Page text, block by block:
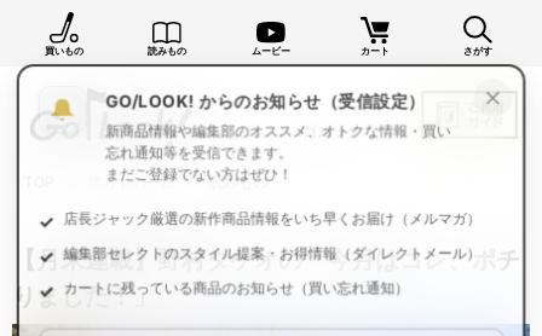
買いもの 読みもの ムービー カート さがす
読みもの一覧 読みもの
【月末連載】野村タケオの「今月はコレ、ポチ
りました！」
×
GO/LOOK! からのお知らせ（受信設定）
新商品情報や編集部のオススメ、オトクな情報・買い
忘れ通知等を受信できます。
まだご登録でない方はぜひ！
店長ジャック厳選の新作商品情報をいち早くお届け（メルマガ）
編集部セレクトのスタイル提案・お得情報（ダイレクトメール）
カートに残っている商品のお知らせ（買い忘れ通知）